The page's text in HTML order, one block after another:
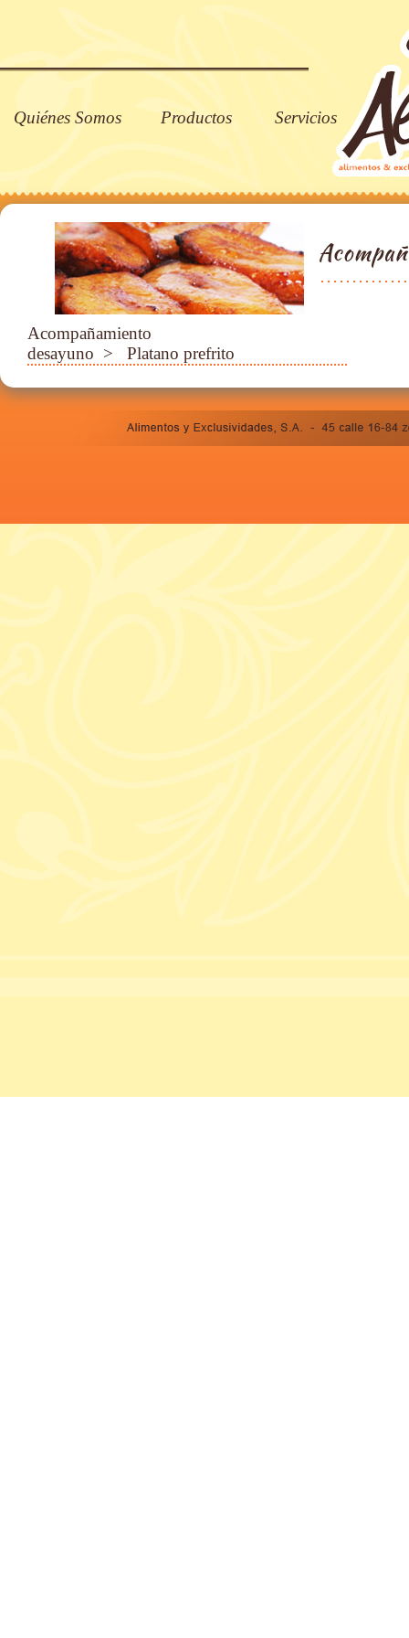
Quiénes Somos Productos Servicios
Acompañamiento
desayuno > Platano prefrito